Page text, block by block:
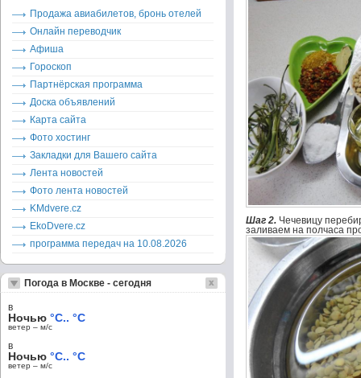
Шаг 2. Чечевицу
заливаем на полчаса
Продажа авиабилетов, бронь отелей
Онлайн переводчик
Афиша
Гороскоп
Партнёрская программа
Доска объявлений
Карта сайта
Фото хостинг
Закладки для Вашего сайта
Лента новостей
Фото лента новостей
KMdvere.cz
EkoDvere.cz
программа передач на 10.08.2026
Погода в Москве - сегодня
в
Ночью °C.. °C
ветер – м/c
в
Ночью °C.. °C
ветер – м/c